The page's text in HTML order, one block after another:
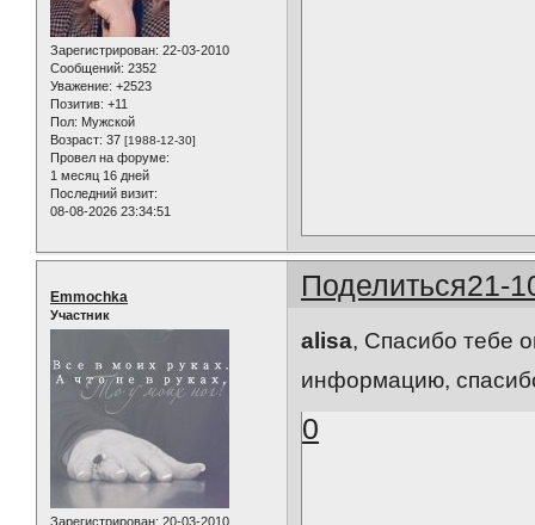
Зарегистрирован: 22-03-2010
Сообщений: 2352
Уважение: +2523
Позитив: +11
Пол: Мужской
Возраст: 37 [1988-12-30]
Провел на форуме:
1 месяц 16 дней
Последний визит:
08-08-2026 23:34:51
Поделиться21-
Emmochka
Участник
Зарегистрирован: 20-03-2010
alisa, Спасибо тебе
информацию,
0